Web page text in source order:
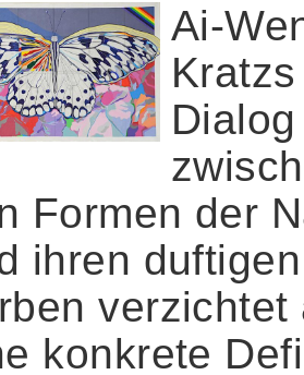
Ai-
Kratzs
Dialog
Formen der
ihren duftigen
verzichtet
konkrete